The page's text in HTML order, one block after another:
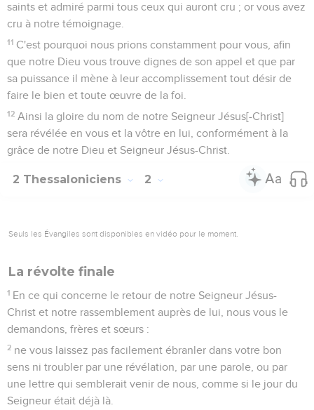
saints et admiré parmi tous ceux qui auront cru ; or vous avez
cru à notre témoignage.
11 C'est pourquoi nous prions constamment pour vous, afin
que notre Dieu vous trouve dignes de son appel et que par
sa puissance il mène à leur accomplissement tout désir de
faire le bien et toute œuvre de la foi.
12 Ainsi la gloire du nom de notre Seigneur Jésus[-Christ]
sera révélée en vous et la vôtre en lui, conformément à la
grâce de notre Dieu et Seigneur Jésus-Christ.
2 Thessaloniciens 2
Seuls les Évangiles sont disponibles en vidéo pour le moment.
La révolte finale
1 En ce qui concerne le retour de notre Seigneur Jésus-
Christ et notre rassemblement auprès de lui, nous vous le
demandons, frères et sœurs :
2 ne vous laissez pas facilement ébranler dans votre bon
sens ni troubler par une révélation, par une parole, ou par
une lettre qui semblerait venir de nous, comme si le jour du
Seigneur était déjà là.